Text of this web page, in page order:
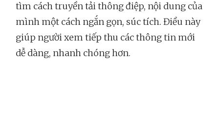
tìm cách truyền tải thông điệp, nội dung của
mình một cách ngắn gọn, súc tích. Điều này
giúp người xem tiếp thu các thông tin mới
dễ dàng, nhanh chóng hơn.